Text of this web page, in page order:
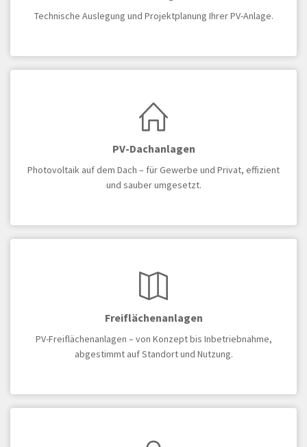
Technische Auslegung und Projektplanung Ihrer PV-Anlage.
PV-Dachanlagen
Photovoltaik auf dem Dach – für Gewerbe und Privat, effizient
und sauber umgesetzt.
Freiflächenanlagen
PV-Freiflächenanlagen – von Konzept bis Inbetriebnahme,
abgestimmt auf Standort und Nutzung.